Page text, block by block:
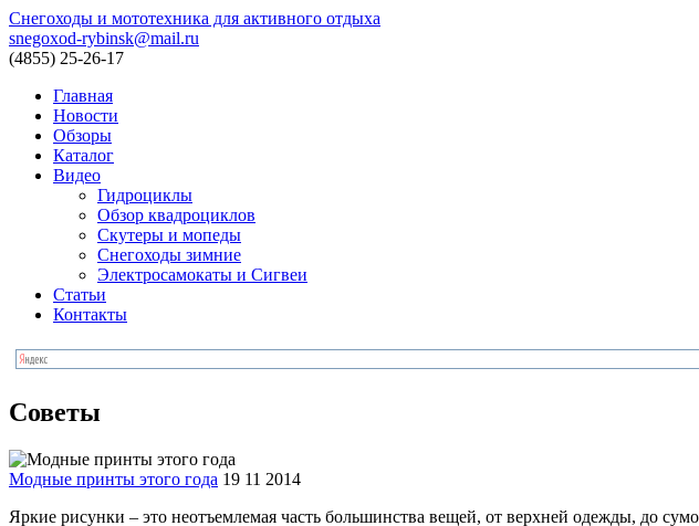
Снегоходы и мототехника для активного отдыха
snegoxod-rybinsk@mail.ru
(4855) 25-26-17
Главная
Новости
Обзоры
Каталог
Видео
Гидроциклы
Обзор квадроциклов
Скутеры и мопеды
Снегоходы зимние
Электросамокаты и Сигвеи
Статьи
Контакты
Советы
Модные принты этого года 19 11 2014
Яркие рисунки – это неотъемлемая часть большинства вещей, от верхней одежды, до